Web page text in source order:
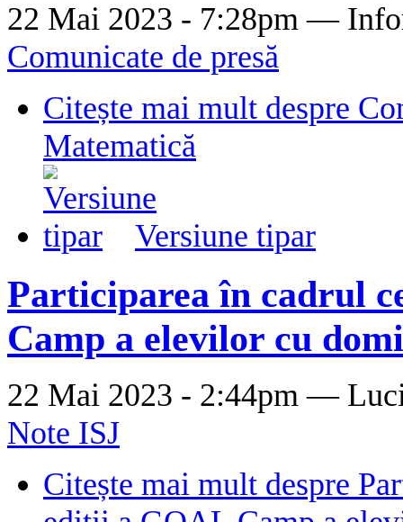
22 Mai 2023 - 7:28pm —
Comunicate de presă
Citește mai mult despre
Matematică
Versiune tipar
Participarea în cadrul
Camp a elevilor cu
22 Mai 2023 - 2:44pm —
Note ISJ
Citește mai mult despre